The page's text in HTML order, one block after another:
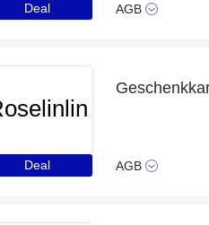
Deal AGB
Deal AGB